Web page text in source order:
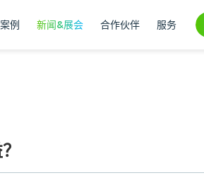
例 新闻&展会 合作伙伴 服务